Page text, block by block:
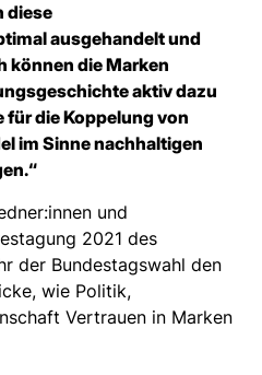
diese
ausgehandelt und
können die Marken
aktiv dazu
die Koppelung von
im Sinne nachhaltigen
und
2021 des
der Bundestagswahl den
wie Politik,
Vertrauen in Marken